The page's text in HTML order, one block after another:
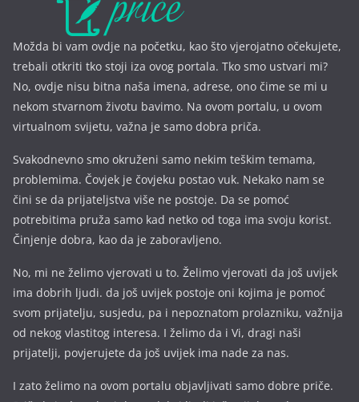
Možda bi vam ovdje na početku, kao što vjerojatno očekujete,
trebali otkriti tko stoji iza ovog portala. Tko smo ustvari mi?
No, ovdje nisu bitna naša imena, adrese, ono čime se mi u
nekom stvarnom životu bavimo. Na ovom portalu, u ovom
virtualnom svijetu, važna je samo dobra priča.
Svakodnevno smo okruženi samo nekim teškim temama,
problemima. Čovjek je čovjeku postao vuk. Nekako nam se
čini se da prijateljstva više ne postoje. Da se pomoć
potrebitima pruža samo kad netko od toga ima svoju korist.
Činjenje dobra, kao da je zaboravljeno.
No, mi ne želimo vjerovati u to. Želimo vjerovati da još uvijek
ima dobrih ljudi. da još uvijek postoje oni kojima je pomoć
svom prijatelju, susjedu, pa i nepoznatom prolazniku, važnija
od nekog vlastitog interesa. I želimo da i Vi, dragi naši
prijatelji, povjerujete da još uvijek ima nade za nas.
I zato želimo na ovom portalu objavljivati samo dobre priče.